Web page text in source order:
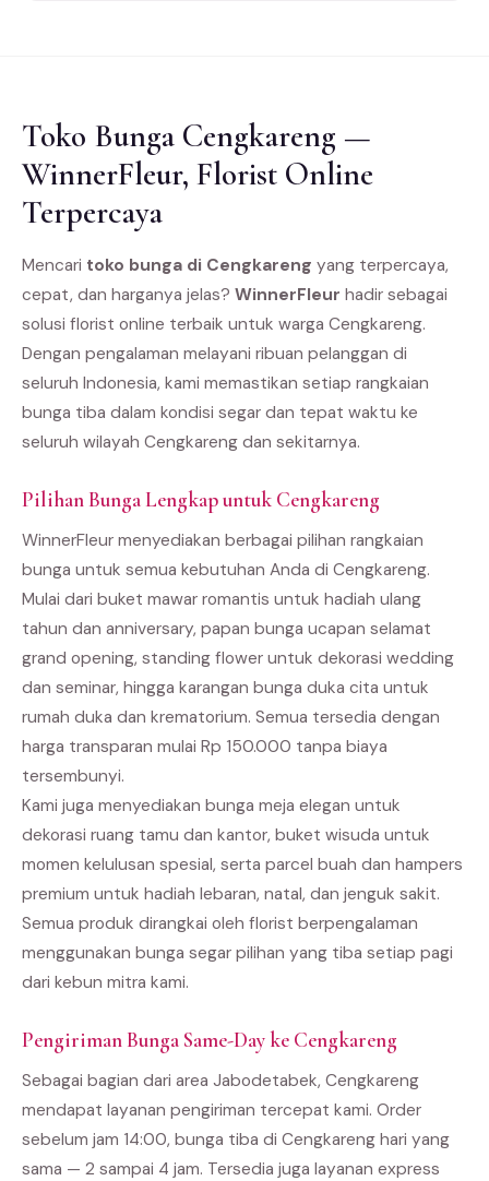
Toko Bunga Cengkareng —
WinnerFleur, Florist Online
Terpercaya
Mencari toko bunga di Cengkareng yang terpercaya,
cepat, dan harganya jelas? WinnerFleur hadir sebagai
solusi florist online terbaik untuk warga Cengkareng.
Dengan pengalaman melayani ribuan pelanggan di
seluruh Indonesia, kami memastikan setiap rangkaian
bunga tiba dalam kondisi segar dan tepat waktu ke
seluruh wilayah Cengkareng dan sekitarnya.
Pilihan Bunga Lengkap untuk Cengkareng
WinnerFleur menyediakan berbagai pilihan rangkaian
bunga untuk semua kebutuhan Anda di Cengkareng.
Mulai dari buket mawar romantis untuk hadiah ulang
tahun dan anniversary, papan bunga ucapan selamat
grand opening, standing flower untuk dekorasi wedding
dan seminar, hingga karangan bunga duka cita untuk
rumah duka dan krematorium. Semua tersedia dengan
harga transparan mulai Rp 150.000 tanpa biaya
tersembunyi.
Kami juga menyediakan bunga meja elegan untuk
dekorasi ruang tamu dan kantor, buket wisuda untuk
momen kelulusan spesial, serta parcel buah dan hampers
premium untuk hadiah lebaran, natal, dan jenguk sakit.
Semua produk dirangkai oleh florist berpengalaman
menggunakan bunga segar pilihan yang tiba setiap pagi
dari kebun mitra kami.
Pengiriman Bunga Same-Day ke Cengkareng
Sebagai bagian dari area Jabodetabek, Cengkareng
mendapat layanan pengiriman tercepat kami. Order
sebelum jam 14:00, bunga tiba di Cengkareng hari yang
sama — 2 sampai 4 jam. Tersedia juga layanan express